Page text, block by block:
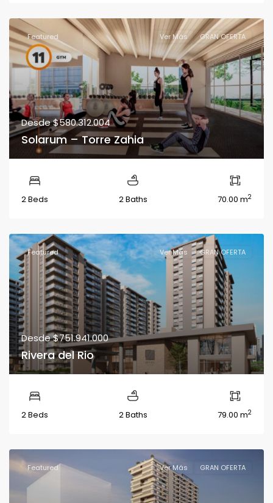
Featured Ver Más GRAN OFERTA
Desde$580.312.004
Solarum – Torre Zahia
2 Beds 2 Baths 70.00 m2
Featured Ver Más GRAN OFERTA
Desde$751.941.000
Rivera del Rio
2 Beds 2 Baths 79.00 m2
Featured Ver Más GRAN OFERTA